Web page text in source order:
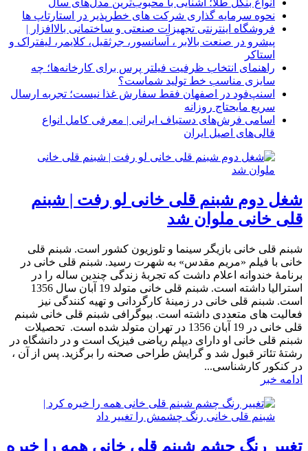
انواع بنگل طلا؛ آشنایی با محبوب‌ترین مدل‌های سال
نحوه سرمایه‌ گذاری شرکت‌ های خطرپذیر در استارتاپ ها
فروشگاه اینترنتی تجهیزات صنعتی و ساختمانی بالاافزار |
پیشرو در صنعت بالابر ، آسانسور، جرثقیل، کلایمر، لیفتراک و
استاکر
راهنمای انتخاب ظرفیت فیلتر پرس برای کارخانه‌ها؛ چه
سایزی مناسب خط تولید شماست؟
اسنپ‌فود در اصفهان فقط سفارش غذا نیست؛ تجربه ارسال
سریع مایحتاج روزانه
اسامی فرش‌های دستباف ایرانی | معرفی کامل انواع
قالی‌های اصیل ایران
شغل دوم شبنم قلی خانی لو رفت | شبنم
قلی خانی ملوان شد
شبنم قلی خانی بازیگر سینما و تلوزیون کشور است. شبنم قلی
خانی با فیلم «مریم مقدس» به شهرت رسید. شبنم قلی خانی در
برنامۀ خندوانه اعلام داشت که تجربۀ زندگی چندین ساله را در
استرالیا داشته است. شبنم قلی خانی متولد 19 آبان سال 1356
است. شبنم قلی خانی در زمینۀ کارگردانی و تهیه کنندگی نیز
فعالیت های متعددی داشته است. بیوگرافی شبنم قلی خانی شبنم
قلی خانی در 19 آبان 1356 در تهران متولد شده است. تحصیلات
شبنم قلی خانی او دارای دیپلم ریاضی فیزیک است و در دانشگاه در
رشتهٔ تئاتر قبول شد و گرایش طراحی صحنه را برگزید. پس از آن ،
در کنکور کارشناسی...
ادامه خبر
تغییر رنگ چشم شبنم قلی خانی همه را خیره